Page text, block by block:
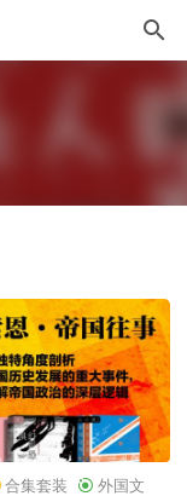
合集套装
外国文
30